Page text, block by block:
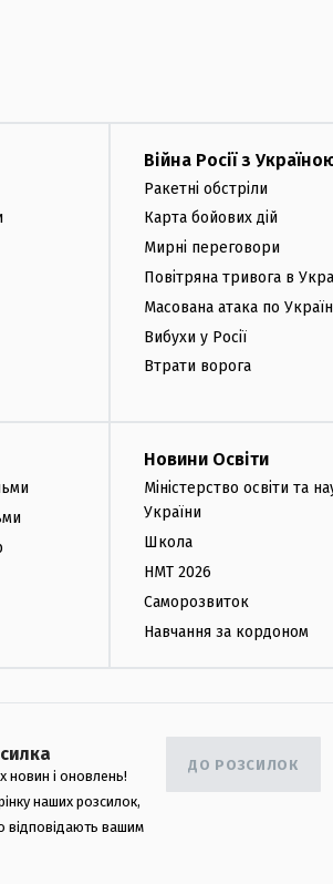
Війна Росії з
Ракетні обстріли
Карта бойових дій
Мирні переговори
Повітряна тривога в
Масована атака по
Вибухи у Росії
Втрати ворога
Новини Освіти
Міністерство освіти та
України
Школа
НМТ 2026
Саморозвиток
Навчання за кордоном
новин і оновлень!
наших розсилок,
відповідають вашим
ДО РОЗСИЛОК